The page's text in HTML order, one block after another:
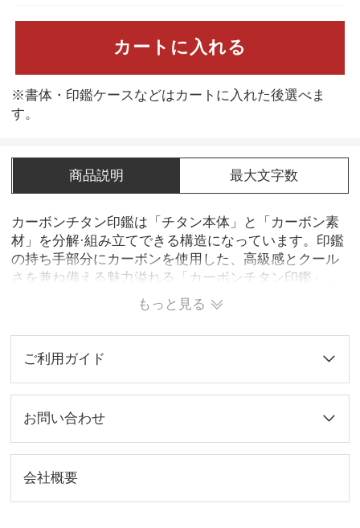
カートに入れる
※書体・印鑑ケースなどはカートに入れた後選べま
す。
商品説明 最大文字数
カーボンチタン印鑑は「チタン本体」と「カーボン素
材」を分解·組み立てできる構造になっています。印鑑
の持ち手部分にカーボンを使用した、高級感とクール
さを兼ね備える魅力溢れる「カーボンチタン印鑑」。
もっと見る
ご利用ガイド
お問い合わせ
会社概要